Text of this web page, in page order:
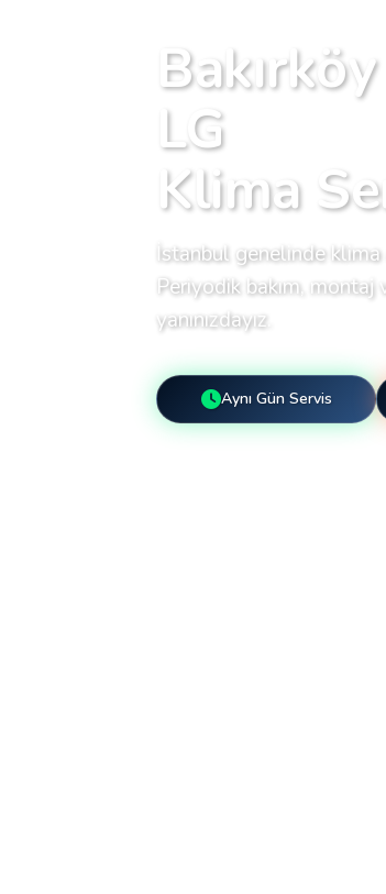
Bakırköy
LG
Klima
İstanbul genelinde klima
Periyodik bakım,
yanınızdayız.
Aynı Gün Servis